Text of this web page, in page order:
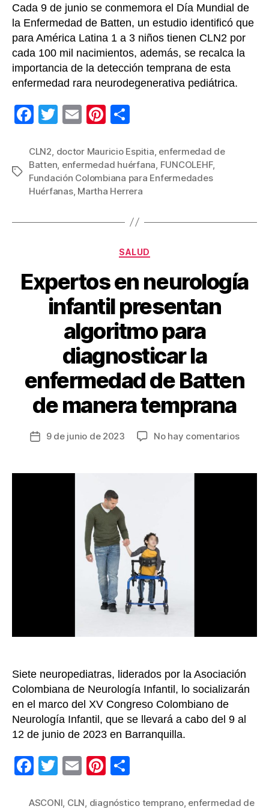
Cada 9 de junio se conmemora el Día Mundial de
la Enfermedad de Batten, un estudio identificó que
para América Latina 1 a 3 niños tienen CLN2 por
cada 100 mil nacimientos, además, se recalca la
importancia de la detección temprana de esta
enfermedad rara neurodegenerativa pediátrica.
F
c
e
b
o
T
tt
er
E
ail
Pi
er
e
st
m
p
ar
Etiquetas
CLN2, doctor Mauricio Espitia, enfermedad de
Batten, enfermedad huérfana, FUNCOLEHF,
Fundación Colombiana para Enfermedades
Huérfanas, Martha Herrera
Categorías
SALUD
Expertos en neurología
infantil presentan
algoritmo para
diagnosticar la
enfermedad de Batten
de manera temprana
Fecha
entrada
9 de junio de 2023 No hay comentariosen
Siete neuropediatras, liderados por la Asociación
Colombiana de Neurología Infantil, lo socializarán
en el marco del XV Congreso Colombiano de
Neurología Infantil, que se llevará a cabo del 9 al
12 de junio de 2023 en Barranquilla.
F
c
T
tt
E
ail
Pi
er m
ASCONI, CLN, diagnóstico temprano, enfermedad de